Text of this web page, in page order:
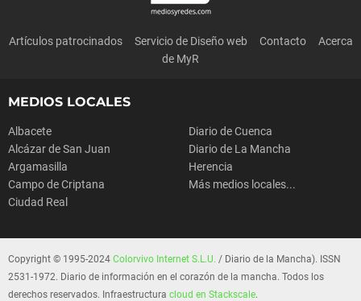
Artículos patrocinados Servicio de Diseño web Contacto
Acerca
de MyR
MEDIOS LOCALES
Albacete
Alcázar de San Juan
Argamasilla
Campo de Criptana
Ciudad Real
Diario de Cuenca
Diario de La Mancha
Herencia
Más medios locales...
Copyright © 1995-2024 Colorvivo Internet S.L.U. / Diario de la Mancha). ISSN
2531-1972. Diario de información en el corazón de la mancha. Todos los
derechos reservados. Infraestructura cloud en Stackscale.